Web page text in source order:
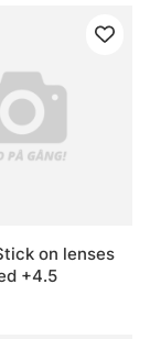
on lenses
+4.5